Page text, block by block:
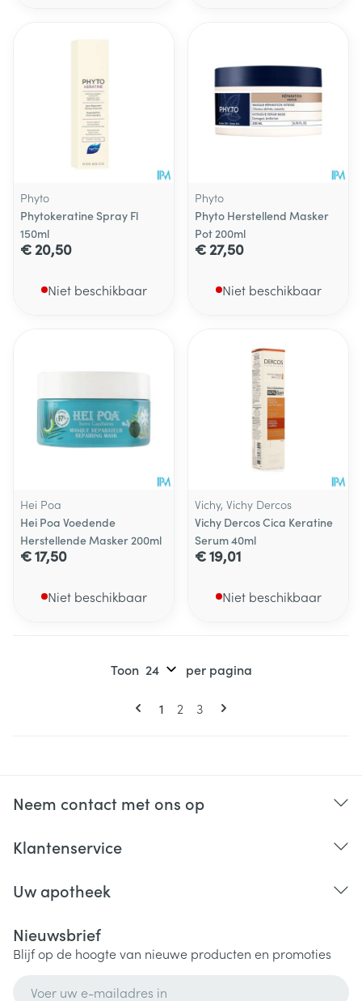
Phyto
Phytokeratine Spray Fl
150ml
€ 20,50
Niet beschikbaar
Phyto
Phyto Herstellend Masker
Pot 200ml
€ 27,50
Niet beschikbaar
Hei Poa
Hei Poa Voedende
Herstellende Masker 200ml
€ 17,50
Niet beschikbaar
Vichy, Vichy Dercos
Vichy Dercos Cica Keratine
Serum 40ml
€ 19,01
Niet beschikbaar
Pagina's
U lees momenteel pagina
1 Pagina
2 Pagina
3
Toon per pagina
Neem contact met ons op
Klantenservice
Uw apotheek
Nieuwsbrief
Blijf op de hoogte van nieuwe producten en promoties